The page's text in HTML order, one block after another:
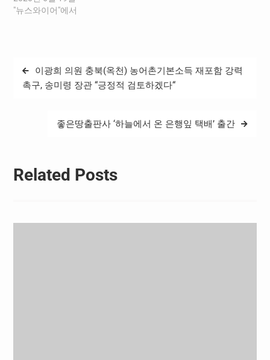
을 시작하였다. 그때부터 저
적어 남겨 두었다. 자동차를
운전하여 손님을 목적지까
"뉴스와이어"에서
글
탐
이광희 의원 충북(옥천) 농어촌기본소득 재포함 강력
촉구, 송미령 장관 “긍정적 검토하겠다“
좋은땅출판사 ‘하늘에서 온 은행잎 택배’ 출간
Related Posts